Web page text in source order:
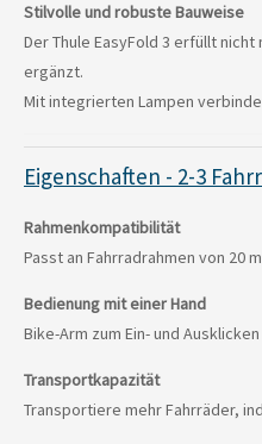
Stilvolle und robuste Bauweise
Der Thule EasyFold 3 erfüllt
ergänzt.
Mit integrierten Lampen
Eigenschaften - 2-3
Rahmenkompatibilität
Passt an Fahrradrahmen von 20
Bedienung mit einer Hand
Bike-Arm zum Ein- und
Transportkapazität
Transportiere mehr Fahrräder,